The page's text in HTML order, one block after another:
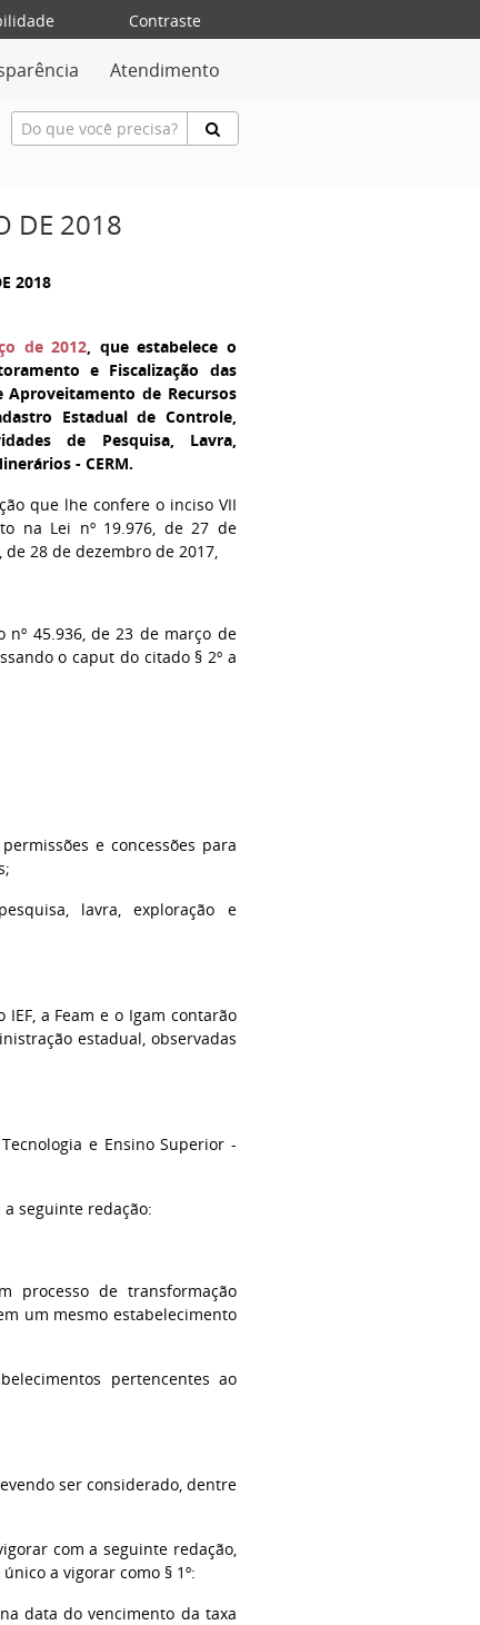
Contraste
Atendimento
DE 2018
2018
de 2012, que estabelece o
e Fiscalização das
Aproveitamento de Recursos
Estadual de Controle,
de Pesquisa, Lavra,
- CERM.
que lhe confere o inciso VII
na Lei nº 19.976, de 27 de
28 de dezembro de 2017,
nº 45.936, de 23 de março de
o caput do citado § 2º a
e concessões para
lavra, exploração e
a Feam e o Igam contarão
estadual, observadas
e Ensino Superior -
a seguinte redação:
processo de transformação
um mesmo estabelecimento
pertencentes ao
ser considerado, dentre
com a seguinte redação,
a vigorar como § 1º:
data do vencimento da taxa